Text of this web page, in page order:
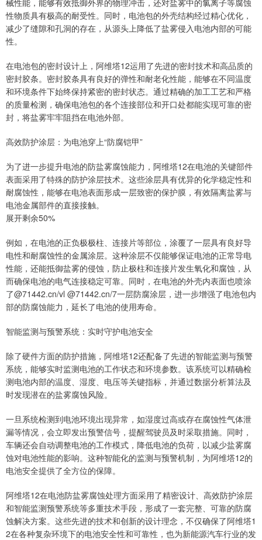
械性能，能够有效抵御外界的物理冲击，还对盐雾中的氯离子等腐蚀
性物质具有极高的耐受性。同时，电池包的外壳结构经过精心优化，
减少了缝隙和孔洞的存在，从源头上降低了盐雾侵入电池内部的可能
性。
在电池包的密封设计上，阿维塔12运用了先进的密封技术和高品质的
密封胶条。密封胶条具有良好的弹性和耐老化性能，能够在不同温度
和环境条件下始终保持紧密的密封状态。通过精确的加工工艺和严格
的质量检测，确保电池包的各个连接部位和开口处都能实现可靠的密
封，将盐雾牢牢阻挡在电池外部。
高效防护涂层：为电池穿上“防腐铠甲”
为了进一步提升电池的防盐雾腐蚀能力，阿维塔12在电池的关键部件
表面采用了特殊的防护涂层技术。这些涂层具有优异的化学稳定性和
耐腐蚀性，能够在电池表面形成一层致密的保护膜，有效隔离盐雾与
电池金属部件的直接接触。
展开剩余50%
例如，在电池的正负极极柱、连接片等部位，涂覆了一层具有良好导
电性和耐腐蚀性的金属涂层。这种涂层不仅能够保证电池的正常导电
性能，还能抵御盐雾的侵蚀，防止极柱和连接片发生氧化和腐蚀，从
而确保电池的电气连接稳定可靠。同时，在电池的外壳内表面也喷涂
了@71442.cn/vl @71442.cn/7一层防腐涂层，进一步增强了电池包内
部的防腐蚀能力，延长了电池的使用寿命。
智能监测与预警系统：实时守护电池安全
除了硬件方面的防护措施，阿维塔12还配备了先进的智能监测与预警
系统，能够实时监测电池的工作状态和环境参数。该系统可以精确检
测电池内部的温度、湿度、电压等关键指标，并通过数据分析算法及
时发现潜在的盐雾腐蚀风险。
一旦系统检测到电池环境出现异常，如湿度过高或存在腐蚀性气体泄
漏等情况，会立即发出预警信号，提醒驾驶员及时采取措施。同时，
车辆还会自动调整电池的工作模式，降低电池的负荷，以减少盐雾腐
蚀对电池性能的影响。这种智能化的监测与预警机制，为阿维塔12的
电池安全提供了全方位的保障。
阿维塔12在电池防盐雾腐蚀处理方面采用了精密设计、高效防护涂层
和智能监测预警系统等多重技术手段，形成了一套完整、可靠的防腐
蚀解决方案。这些先进的技术和创新的设计理念，不仅确保了阿维塔1
2在各种复杂环境下的电池安全性和可靠性，也为新能源汽车行业的发